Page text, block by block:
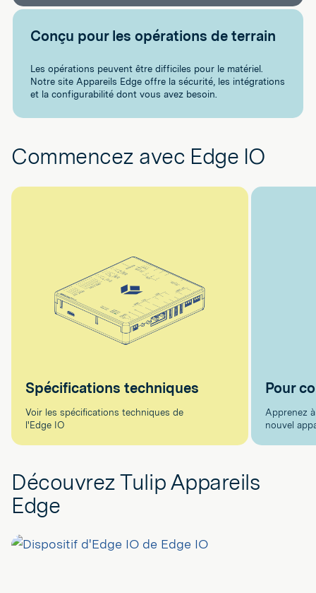
Conçu pour les opérations de terrain
Les opérations peuvent être difficiles pour le matériel.
Notre site Appareils Edge offre la sécurité, les intégrations
et la configurabilité dont vous avez besoin.
Commencez avec Edge IO
Spécifications techniques
Voir les spécifications techniques de
l'Edge IO
Pour
Apprenez
nouvel
Découvrez Tulip Appareils
Edge